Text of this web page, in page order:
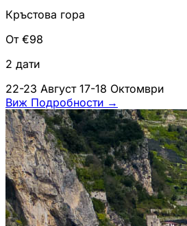
Кръстова гора
От €98
2 дати
22-23 Август 17-18 Октомври
Виж Подробности →